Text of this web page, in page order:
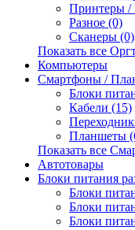
Принтеры
Разное (0)
Сканеры (0)
Показать все
Компьютеры
Смартфоны /
Блоки
Кабели (15)
Планшеты
Показать все
Автотовары
Блоки питания
Блоки
Блоки
Блоки